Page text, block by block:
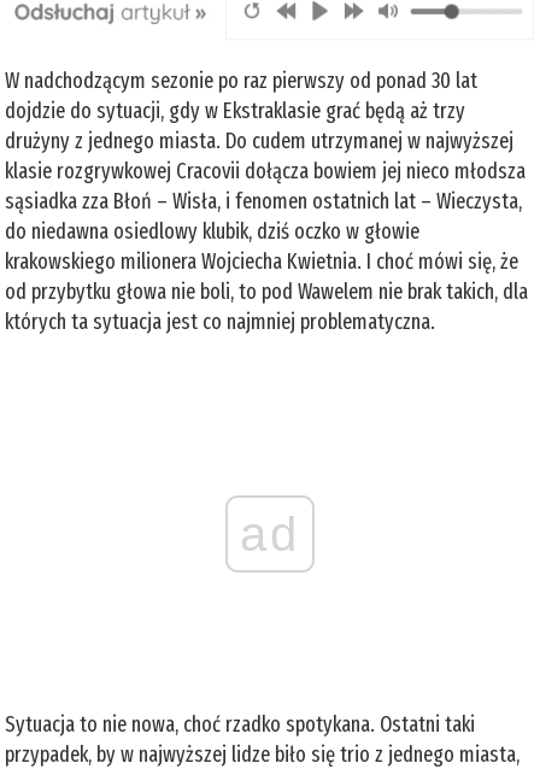
W nadchodzącym sezonie po raz pierwszy od ponad 30 lat
dojdzie do sytuacji, gdy w Ekstraklasie grać będą aż trzy
drużyny z jednego miasta. Do cudem utrzymanej w najwyższej
klasie rozgrywkowej Cracovii dołącza bowiem jej nieco młodsza
sąsiadka zza Błoń – Wisła, i fenomen ostatnich lat – Wieczysta,
do niedawna osiedlowy klubik, dziś oczko w głowie
krakowskiego milionera Wojciecha Kwietnia. I choć mówi się, że
od przybytku głowa nie boli, to pod Wawelem nie brak takich, dla
których ta sytuacja jest co najmniej problematyczna.
ad
Sytuacja to nie nowa, choć rzadko spotykana. Ostatni taki
przypadek, by w najwyższej lidze biło się trio z jednego miasta,